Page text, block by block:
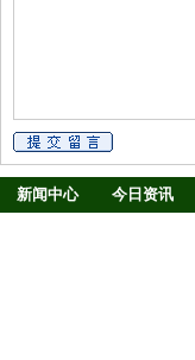
新闻中心 今日资讯